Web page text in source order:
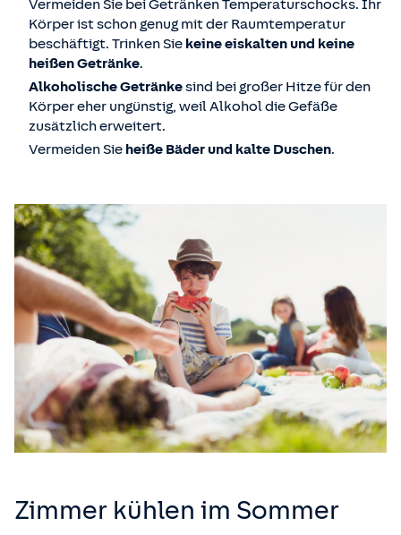
Vermeiden Sie bei Getränken Temperaturschocks. Ihr
Körper ist schon genug mit der Raumtemperatur
beschäftigt. Trinken Sie keine eiskalten und keine
heißen Getränke.
Alkoholische Getränkesind bei großer Hitze für den
Körper eher ungünstig, weil Alkohol die Gefäße
zusätzlich erweitert.
Vermeiden Sie heiße Bäder und kalte Duschen.
Zimmer kühlen im Sommer